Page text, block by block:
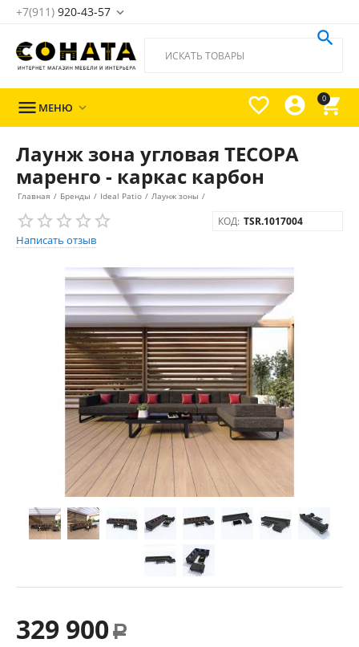
+7(911) 920-43-57 
0




 МЕНЮ 
Лаунж зона угловая ТЕСОРА
маренго - каркас карбон
Главная / Бренды / Ideal Patio / Лаунж зоны /
Написать отзыв
КОД: TSR.1017004
329 900 Р